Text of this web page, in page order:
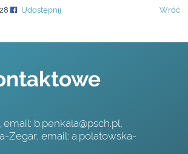
Udostępnij Wróć
email: b.penkala@psch.pl
Zegar, email: a.polatowska-